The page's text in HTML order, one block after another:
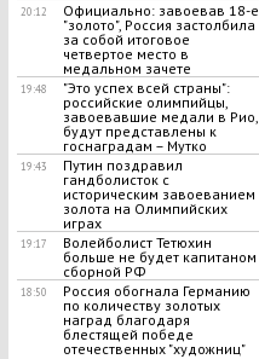
20:12
Официально: завоевав 18-е
"золото", Россия застолбила
за собой итоговое
четвертое место в
медальном зачете
19:48
"Это успех всей страны":
российские олимпийцы,
завоевавшие медали в Рио,
будут представлены к
госнаградам – Мутко
19:43
Путин поздравил
гандболисток с
историческим завоеванием
золота на Олимпийских
играх
19:17
Волейболист Тетюхин
больше не будет капитаном
сборной РФ
18:50
Россия обогнала Германию
по количеству золотых
наград благодаря
блестящей победе
отечественных "художниц"